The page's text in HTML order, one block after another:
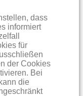
dass
informiert
für
der Cookies
Bei
die